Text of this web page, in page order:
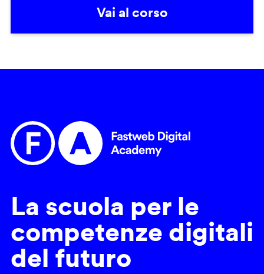
Vai al corso
La scuola per le
competenze digitali
del futuro